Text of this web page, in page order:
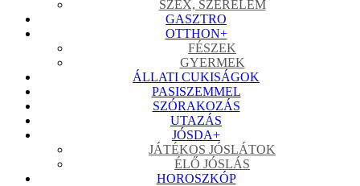
SZEX, SZERELEM
GASZTRO
OTTHON+
FÉSZEK
GYERMEK
ÁLLATI CUKISÁGOK
PASISZEMMEL
SZÓRAKOZÁS
UTAZÁS
JÓSDA+
JÁTÉKOS JÓSLÁTOK
ÉLŐ JÓSLÁS
HOROSZKÓP